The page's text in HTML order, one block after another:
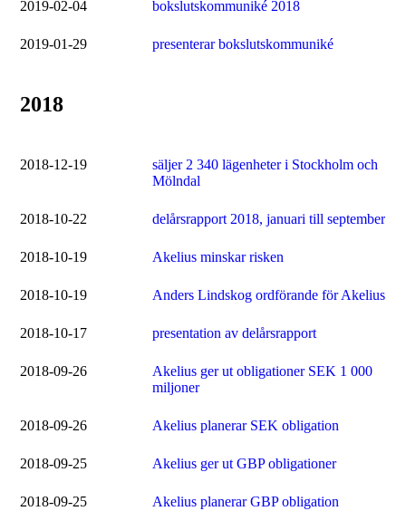
2019-02-04 bokslutskommuniké 2018
2019-01-29 presenterar bokslutskommuniké
2018
2018-12-19
säljer 2 340 lägenheter i Stockholm och
Mölndal
2018-10-22 delårsrapport 2018, januari till september
2018-10-19 Akelius minskar risken
2018-10-19 Anders Lindskog ordförande för Akelius
2018-10-17 presentation av delårsrapport
2018-09-26
Akelius ger ut obligationer SEK 1 000
miljoner
2018-09-26 Akelius planerar SEK obligation
2018-09-25 Akelius ger ut GBP obligationer
2018-09-25 Akelius planerar GBP obligation